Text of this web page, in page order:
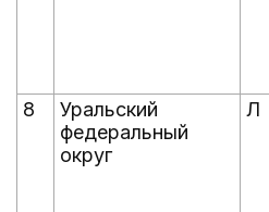
8
Уральский
федеральный
округ
Л